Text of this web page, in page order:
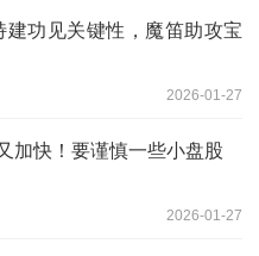
功见关键性，魔笛助攻宝
2026-01-27
加快！要谨慎一些小盘股
2026-01-27